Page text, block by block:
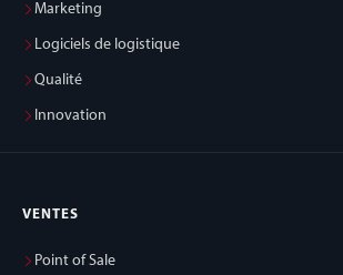
Marketing
Logiciels de logistique
Qualité
Innovation
VENTES
Point of Sale